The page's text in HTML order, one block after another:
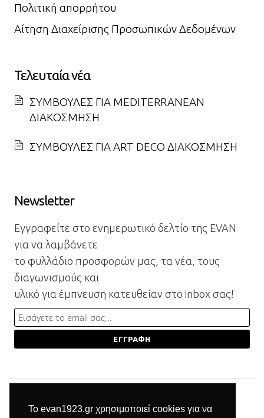
Το evan1923.gr χρησιμοποιεί cookies για να
Πολιτική απορρήτου
Αίτηση Διαχείρισης Προσωπικών Δεδομένων
Τελευταία νέα
ΣΥΜΒΟΥΛΕΣ ΓΙΑ MEDITERRANEAN
ΔΙΑΚΟΣΜΗΣΗ
ΣΥΜΒΟΥΛΕΣ ΓΙΑ ART DECO ΔΙΑΚΟΣΜΗΣΗ
Newsletter
Εγγραφείτε στο ενημερωτικό δελτίο της EVAN
για να λαμβάνετε
το φυλλάδιο προσφορών μας, τα νέα, τους
διαγωνισμούς και
υλικό για έμπνευση κατευθείαν στο inbox σας!